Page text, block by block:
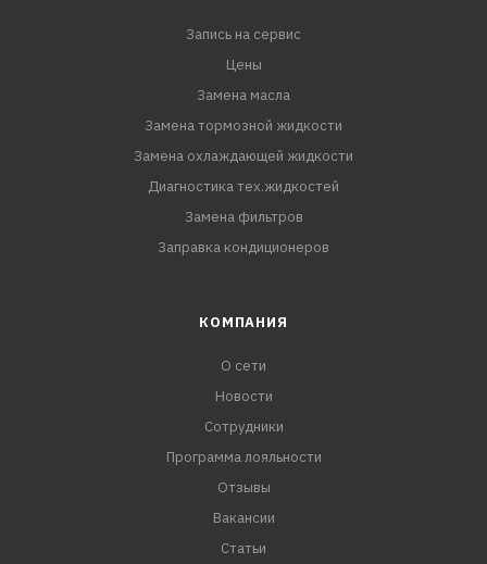
Запись на сервис
Цены
Замена масла
Замена тормозной жидкости
Замена охлаждающей жидкости
Диагностика тех.жидкостей
Замена фильтров
Заправка кондиционеров
КОМПАНИЯ
О сети
Новости
Сотрудники
Программа лояльности
Отзывы
Вакансии
Статьи